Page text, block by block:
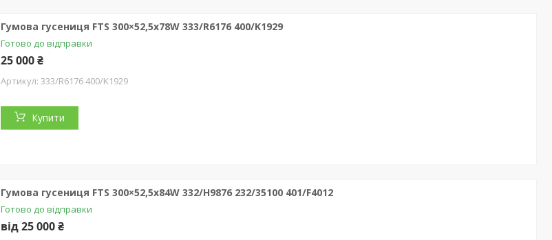
Гумова гусениця FTS 300×52,5x78W 333/R6176 400/K1929
Готово до відправки
25 000 ₴
333/R6176 400/K1929
Купити
Гумова гусениця FTS 300×52,5x84W 332/H9876 232/35100 401/F4012
Готово до відправки
від 25 000 ₴